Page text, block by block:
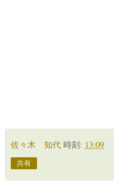
佐々木 知代 時刻: 13:09
共有